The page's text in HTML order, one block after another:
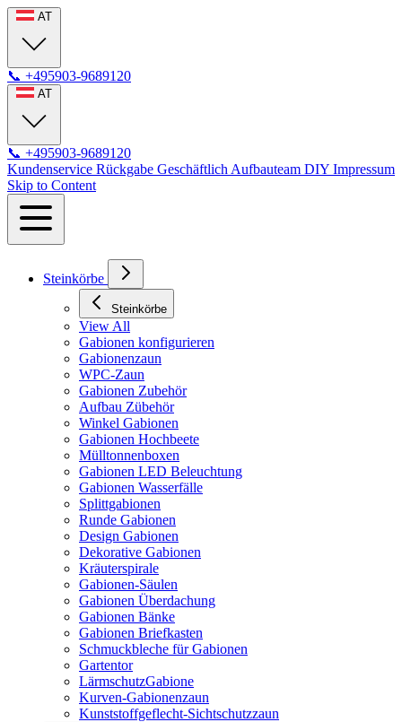
AT
📞 +495903-9689120
AT
📞 +495903-9689120
Kundenservice Rückgabe Geschäftlich Aufbauteam DIY Impressum
Skip to Content
Steinkörbe
Steinkörbe
View All
Gabionen konfigurieren
Gabionenzaun
WPC-Zaun
Gabionen Zubehör
Aufbau Zübehör
Winkel Gabionen
Gabionen Hochbeete
Mülltonnenboxen
Gabionen LED Beleuchtung
Gabionen Wasserfälle
Splittgabionen
Runde Gabionen
Design Gabionen
Dekorative Gabionen
Kräuterspirale
Gabionen-Säulen
Gabionen Überdachung
Gabionen Bänke
Gabionen Briefkasten
Schmuckbleche für Gabionen
Gartentor
LärmschutzGabione
Kurven-Gabionenzaun
Kunststoffgeflecht-Sichtschutzzaun